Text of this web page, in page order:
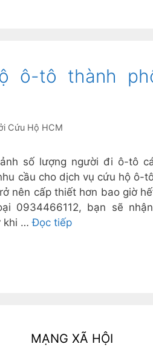
ô-tô thành
Cứu Hộ HCM
số lượng người đi ô-tô
cầu cho dịch vụ cứu hộ ô-
nên cấp thiết hơn bao giờ
0934466112, bạn sẽ
khi …Đọc tiếp
MẠNG XÃ HỘI